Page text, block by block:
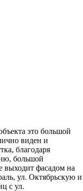
это большой
виден и
благодаря
большой
выходит фасадом на
ул. Октябрьскую и
с ул.